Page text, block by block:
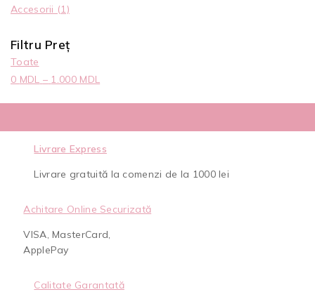
Accesorii (1)
Filtru Preț
Toate
0 MDL – 1.000 MDL
Livrare Express
Livrare gratuită la comenzi de la 1000 lei
Achitare Online Securizată
VISA, MasterCard,
ApplePay
Calitate Garantată